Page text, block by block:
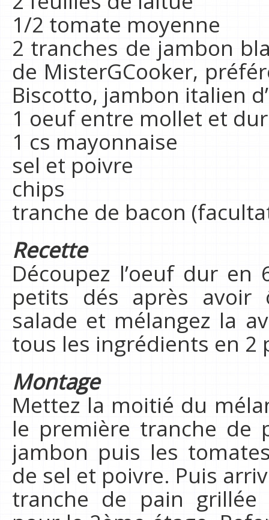
1/2 tomate moyenne
2 tranches de jambon
de MisterGCooker,
Biscotto, jambon italien
1 oeuf entre mollet et dur
1 cs mayonnaise
sel et poivre
chips
tranche de bacon
Recette
Découpez l’oeuf dur
petits dés après avoir
salade et mélangez la
tous les ingrédients en 2
Montage
Mettez la moitié du
le première tranche de
jambon puis les
de sel et poivre. Puis
tranche de pain